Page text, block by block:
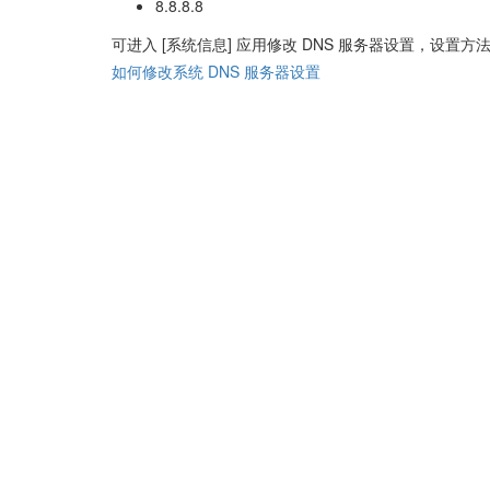
8.8.8.8
可进入 [系统信息] 应用修改 DNS 服务器设置，设置方
如何修改系统 DNS 服务器设置